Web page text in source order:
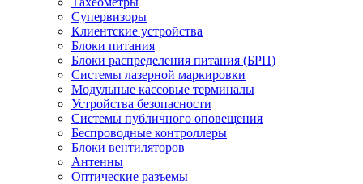
Супервизоры
Клиентские устройства
Блоки питания
Блоки распределения питания (БРП)
Системы лазерной маркировки
Модульные кассовые терминалы
Устройства безопасности
Системы публичного оповещения
Беспроводные контроллеры
Блоки вентиляторов
Антенны
Оптические разъемы